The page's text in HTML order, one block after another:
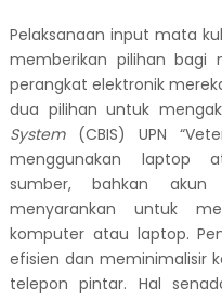
Pelaksanaan input mata
memberikan pilihan bagi
perangkat elektronik
dua pilihan untuk
System (CBIS) UPN
menggunakan laptop
sumber, bahkan akun
menyarankan untuk
komputer atau laptop.
efisien dan meminimalisir
telepon pintar. Hal